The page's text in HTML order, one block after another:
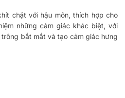
chặt với hậu môn, thích hợp cho
những cảm giác khác biệt, với
bắt mắt và tạo cảm giác hưng